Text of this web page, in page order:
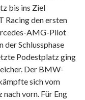
bis ins Ziel
Racing den ersten
AMG-Pilot
der Schlussphase
Podestplatz ging
Der BMW-
sich vom
vorn. Für Eng